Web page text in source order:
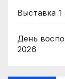
Выставка 1
День
2026